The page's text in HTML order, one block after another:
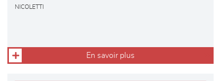
NICOLETTI
En savoir plus